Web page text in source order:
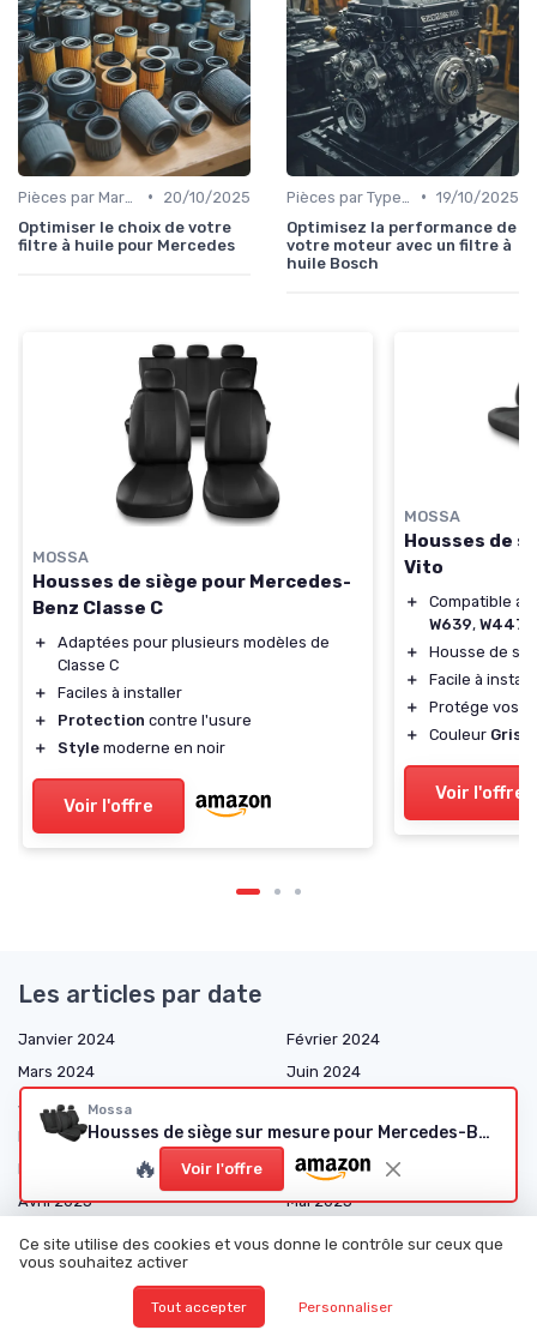
•
20/10/2025
Optimiser le choix de votre
filtre à huile pour Mercedes
• 19/10/2025
Optimisez la performance de
votre moteur avec un filtre à
huile Bosch
MOSSA
Housses de siège pour Mercedes-
Benz Classe C
＋
Adaptées pour plusieurs modèles de
Classe C
＋
Faciles à installer
＋
Protection contre l'usure
＋
Style moderne en noir
Voir l'offre
MOSSA
Housses de
Vito
＋
Compatible
W639, W447
＋
Housse de
＋
Facile à
＋
Protége vos
＋
Couleur Gris
Voir l'offre
Mossa
Housses de siège sur mesure pour Mercedes-Benz Classe C W203 (2000-2007)
🔥 Voir l'offre
Les articles par date
Janvier 2024
Février 2024
Mars 2024
Juin 2024
Juillet 2024
Décembre 2024
Janvier 2025
Février 2025
Mars 2025
Avril 2025
Mai 2025
Août 2025
Décembre 2025
Ce site utilise des cookies et vous donne le contrôle sur ceux que
vous souhaitez activer
Tout accepter Personnaliser